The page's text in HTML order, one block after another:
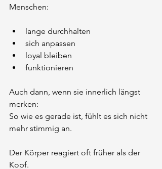
Menschen:
lange durchhalten
sich anpassen
loyal bleiben
funktionieren
Auch dann, wenn sie innerlich längst
merken:
So wie es gerade ist, fühlt es sich nicht
mehr stimmig an.
Der Körper reagiert oft früher als der
Kopf.